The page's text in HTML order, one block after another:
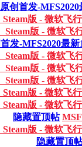
原创首发-
Steam版 - 微软飞
Steam版 - 微软飞
发-MFS2020最
Steam版 - 微软飞
Steam版 - 微软飞
Steam版 - 微软飞
Steam版 - 微软飞
Steam版 - 微软飞
隐藏置顶帖
Steam版 - 微软飞
隐藏置顶